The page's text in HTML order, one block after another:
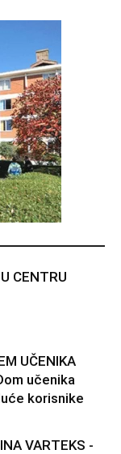
CENTRU
UČENIKA
učenika
korisnike
VARTEKS -